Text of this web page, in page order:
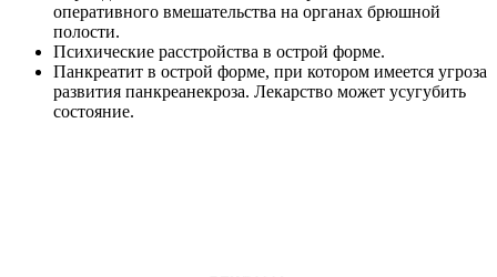
оперативного вмешательства на органах брюшной
полости.
Психические расстройства в острой форме.
Панкреатит в острой форме, при котором имеется угроза
развития панкреанекроза. Лекарство может усугубить
состояние.